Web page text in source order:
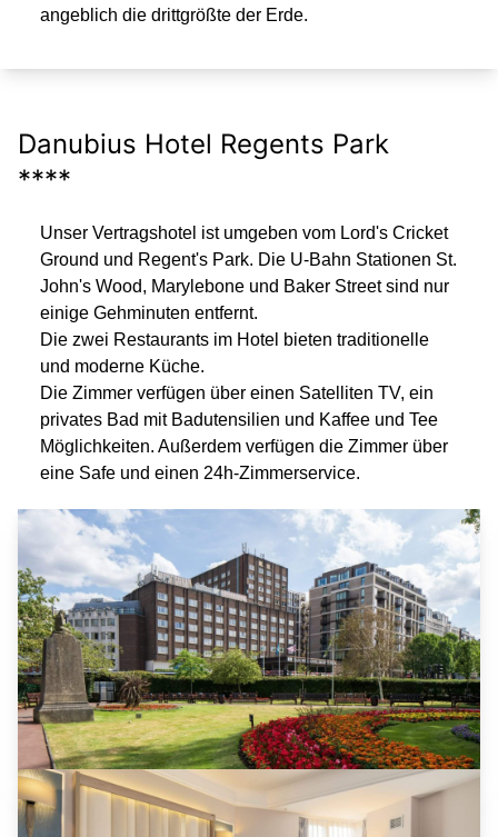
angeblich die drittgrößte der Erde.
Danubius Hotel Regents Park
****
Unser Vertragshotel ist umgeben vom Lord's Cricket
Ground und Regent's Park. Die U-Bahn Stationen St.
John's Wood, Marylebone und Baker Street sind nur
einige Gehminuten entfernt.
Die zwei Restaurants im Hotel bieten traditionelle
und moderne Küche.
Die Zimmer verfügen über einen Satelliten TV, ein
privates Bad mit Badutensilien und Kaffee und Tee
Möglichkeiten. Außerdem verfügen die Zimmer über
eine Safe und einen 24h-Zimmerservice.